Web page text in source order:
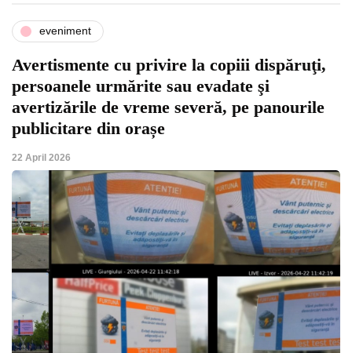
eveniment
Avertismente cu privire la copiii dispăruţi,
persoanele urmărite sau evadate şi
avertizările de vreme severă, pe panourile
publicitare din orașe
22 April 2026